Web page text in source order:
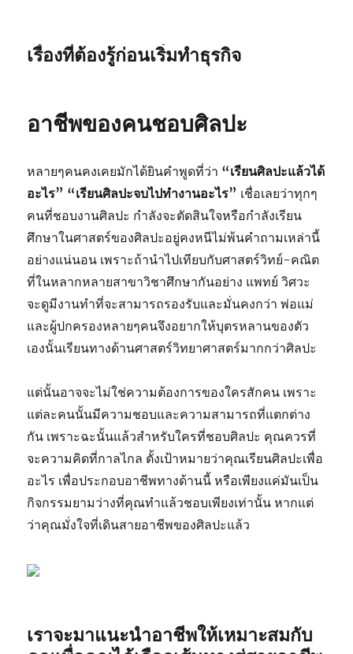
เรื่องที่ต้องรู้ก่อนเริ่มทำธุรกิจ
อาชีพของคนชอบศิลปะ
หลายๆคนคงเคยมักได้ยินคำพูดที่ว่า “เรียนศิลปะแล้วได้
อะไร” “เรียนศิลปะจบไปทำงานอะไร” เชื่อเลยว่าทุกๆ
คนที่ชอบงานศิลปะ กำลังจะตัดสินใจหรือกำลังเรียน
ศึกษาในศาสตร์ของศิลปะอยู่คงหนีไม่พ้นคำถามเหล่านี้
อย่างแน่นอน เพราะถ้านำไปเทียบกับศาสตร์วิทย์-คณิต
ที่ในหลากหลายสาขาวิชาศึกษากันอย่าง แพทย์ วิศวะ
จะดูมีงานทำที่จะสามารถรองรับและมั่นคงกว่า พ่อแม่
และผู้ปกครองหลายๆคนจึงอยากให้บุตรหลานของตัว
เองนั้นเรียนทางด้านศาสตร์วิทยาศาสตร์มากกว่าศิลปะ
แต่นั้นอาจจะไม่ใช่ความต้องการของใครสักคน เพราะ
แต่ละคนนั้นมีความชอบและความสามารถที่แตกต่าง
กัน เพราะฉะนั้นแล้วสำหรับใครที่ชอบศิลปะ คุณควรที่
จะความคิดที่กาลไกล ตั้งเป้าหมายว่าคุณเรียนศิลปะเพื่อ
อะไร เพื่อประกอบอาชีพทางด้านนี้ หรือเพียงแค่มันเป็น
กิจกรรมยามว่างที่คุณทำแล้วชอบเพียงเท่านั้น หากแต่
ว่าคุณมั่งใจที่เดินสายอาชีพของศิลปะแล้ว
เราจะมาแนะนำอาชีพให้เหมาะสมกับ